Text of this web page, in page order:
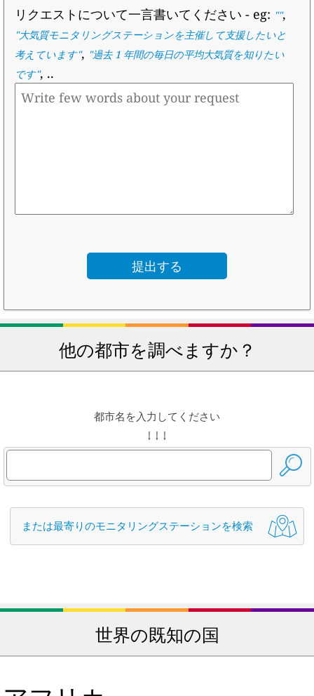
リクエストについて一言書いてください - eg: "",
"大気質モニタリングステーションを主催して支援したいと
考えています", "過去 1 年間の毎日の平均大気質を知りたい
です", ..
他の都市を調べますか？
都市名を入力してください
↓ ↓ ↓
または最寄りのモニタリングステーションを検索
世界の既知の国